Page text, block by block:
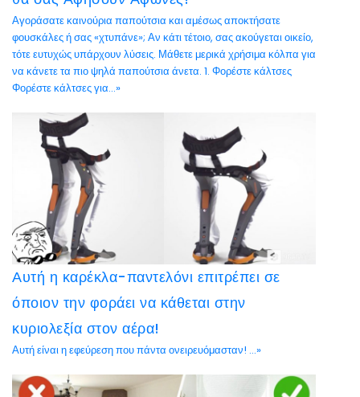
Αγοράσατε καινούρια παπούτσια και αμέσως αποκτήσατε
φουσκάλες ή σας «χτυπάνε»; Αν κάτι τέτοιο, σας ακούγεται οικείο,
τότε ευτυχώς υπάρχουν λύσεις. Μάθετε μερικά χρήσιμα κόλπα για
να κάνετε τα πιο ψηλά παπούτσια άνετα. 1. Φορέστε κάλτσες
Φορέστε κάλτσες για...»
Αυτή η καρέκλα-παντελόνι επιτρέπει σε
όποιον την φοράει να κάθεται στην
κυριολεξία στον αέρα!
Αυτή είναι η εφεύρεση που πάντα ονειρευόμασταν! ...»